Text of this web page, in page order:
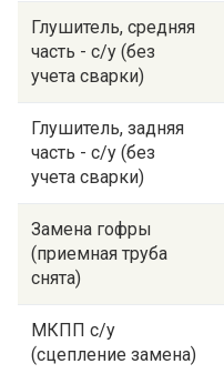
Глушитель, средняя
часть - с/у (без
учета сварки)
Глушитель, задняя
часть - с/у (без
учета сварки)
Замена гофры
(приемная труба
снята)
МКПП с/у
(сцепление замена)